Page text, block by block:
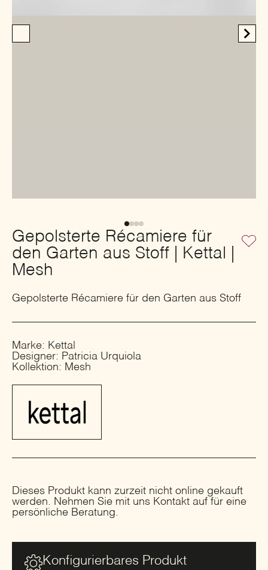
Gepolsterte Récamiere für
den Garten aus Stoff | Kettal |
Mesh
Gepolsterte Récamiere für den Garten aus Stoff
Marke: Kettal
Designer: Patricia Urquiola
Kollektion: Mesh
Dieses Produkt kann zurzeit nicht online gekauft
werden. Nehmen Sie mit uns Kontakt auf für eine
persönliche Beratung.
Konfigurierbares Produkt